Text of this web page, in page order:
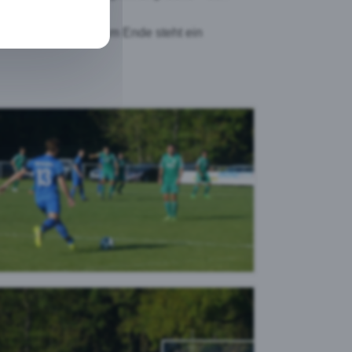
fallen wollte. Am Ende steht ein